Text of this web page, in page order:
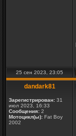
25 сен 2023, 23:05
dandark81
Зарегистрирован: 31
июл 2023, 16:33
Сообщения: 2
Мотоцикл(ы): Fat Boy
2002